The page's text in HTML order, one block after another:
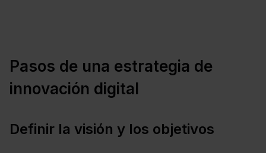
Pasos de una estrategia de
innovación digital
Definir la visión y los objetivos